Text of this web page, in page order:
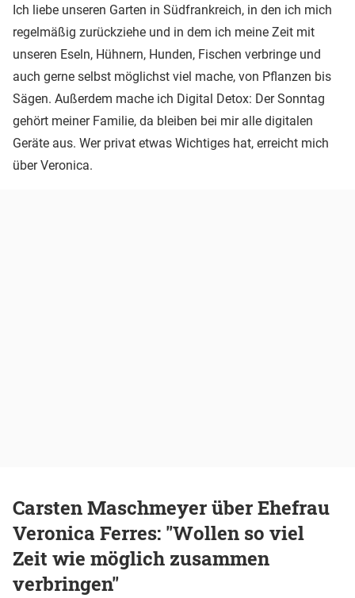
Ich liebe unseren Garten in Südfrankreich, in den ich mich
regelmäßig zurückziehe und in dem ich meine Zeit mit
unseren Eseln, Hühnern, Hunden, Fischen verbringe und
auch gerne selbst möglichst viel mache, von Pflanzen bis
Sägen. Außerdem mache ich Digital Detox: Der Sonntag
gehört meiner Familie, da bleiben bei mir alle digitalen
Geräte aus. Wer privat etwas Wichtiges hat, erreicht mich
über Veronica.
Carsten Maschmeyer über Ehefrau
Veronica Ferres: "Wollen so viel
Zeit wie möglich zusammen
verbringen"